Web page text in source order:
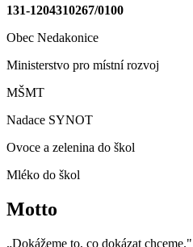
131-1204310267/0100
Obec Nedakonice
Ministerstvo pro místní rozvoj
MŠMT
Nadace SYNOT
Ovoce a zelenina do škol
Mléko do škol
Motto
„Dokážeme to, co dokázat chceme."